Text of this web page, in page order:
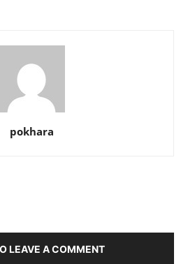
pokhara
LEAVE A COMMENT